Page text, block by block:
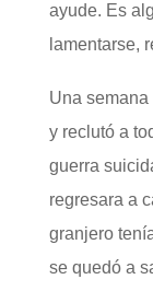
ayude. Es
lamentarse,
Una
y reclutó a
guerra
regresara a
granjero
se quedó a